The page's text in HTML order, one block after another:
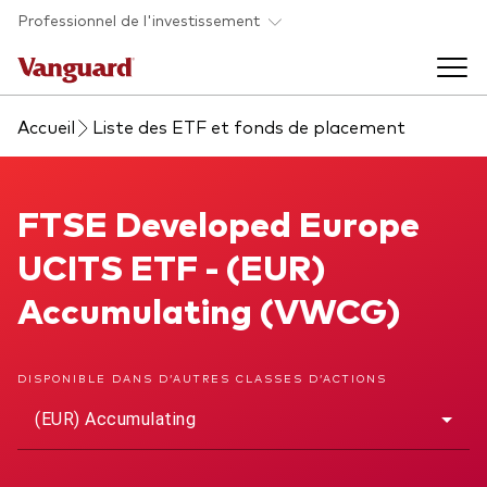
Skip to main content
Professionnel de l'investissement
Fonds et ETFs
Tous les produits
Analyses et événements
Back to main menu
À propos de Vanguard
À propos de Vanguard
Accueil Liste des ETF et fonds de placement
FTSE Developed Europe UCITS ETF
FTSE Developed Europe
UCITS ETF - (EUR)
Accumulating (VWCG)
DISPONIBLE DANS D’AUTRES CLASSES D’ACTIONS
(EUR) Accumulating